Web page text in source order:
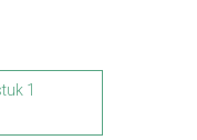
1